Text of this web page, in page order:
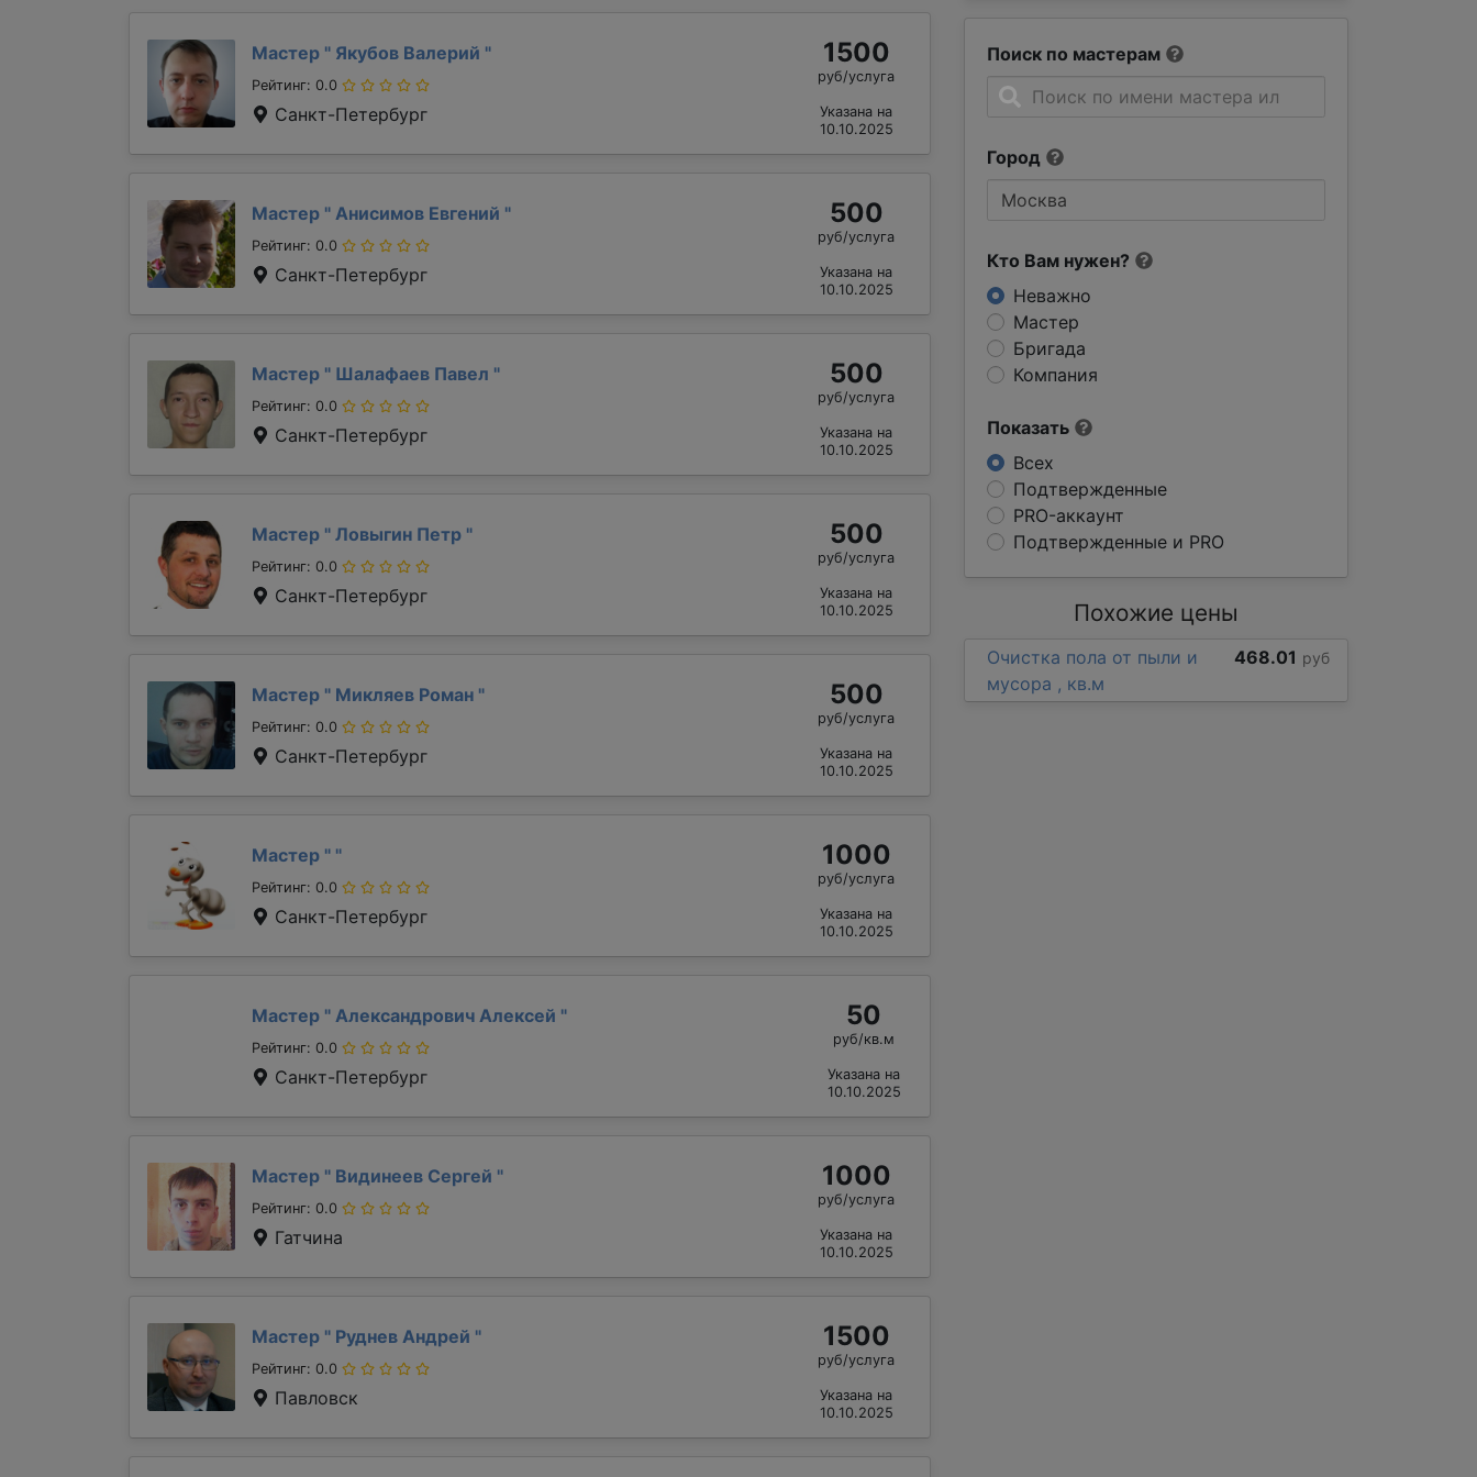
Поиск по мастерам
Город
Кто Вам нужен?
Неважно
Мастер
Бригада
Компания
Показать
Всех
Подтвержденные
PRO-аккаунт
Подтвержденные и PRO
Мастер " Якубов Валерий "
Рейтинг: 0.0
Санкт-Петербург
1500
руб/услуга
Указана на
10.10.2025
Мастер " Анисимов Евгений "
Рейтинг: 0.0
Санкт-Петербург
500
руб/услуга
Указана на
10.10.2025
Мастер " Шалафаев Павел "
Рейтинг: 0.0
Санкт-Петербург
500
руб/услуга
Указана на
10.10.2025
Мастер " Ловыгин Петр "
Рейтинг: 0.0
Санкт-Петербург
500
руб/услуга
Указана на
10.10.2025
Мастер " Микляев Роман "
Рейтинг: 0.0
Санкт-Петербург
500
руб/услуга
Указана на
10.10.2025
Мастер " "
Рейтинг: 0.0
Санкт-Петербург
1000
руб/услуга
Указана на
10.10.2025
Мастер " Александрович Алексей "
Рейтинг: 0.0
Санкт-Петербург
50
руб/кв.м
Указана на
10.10.2025
Мастер " Видинеев Сергей "
Рейтинг: 0.0
Гатчина
1000
руб/услуга
Указана на
10.10.2025
Мастер " Руднев Андрей "
Рейтинг: 0.0
Павловск
1500
руб/услуга
Указана на
10.10.2025
Похожие цены
Очистка пола от пыли и
мусора , кв.м
468.01 руб